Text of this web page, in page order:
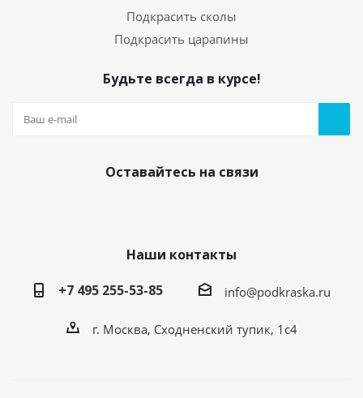
Подкрасить сколы
Подкрасить царапины
Будьте всегда в курсе!
Оставайтесь на связи
Наши контакты
+7 495 255-53-85
info@podkraska.ru
г. Москва, Сходненский тупик, 1с4